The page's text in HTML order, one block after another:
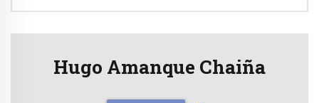
Hugo Amanque Chaiña